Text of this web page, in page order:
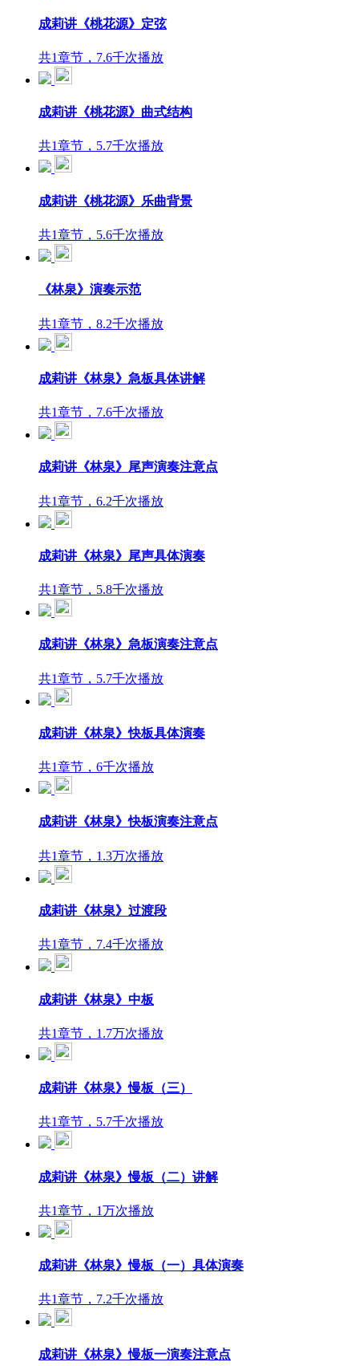
成莉讲《桃花源》定弦
共1章节，7.6千次播放
成莉讲《桃花源》曲式结构
共1章节，5.7千次播放
成莉讲《桃花源》乐曲背景
共1章节，5.6千次播放
《林泉》演奏示范
共1章节，8.2千次播放
成莉讲《林泉》急板具体讲解
共1章节，7.6千次播放
成莉讲《林泉》尾声演奏注意点
共1章节，6.2千次播放
成莉讲《林泉》尾声具体演奏
共1章节，5.8千次播放
成莉讲《林泉》急板演奏注意点
共1章节，5.7千次播放
成莉讲《林泉》快板具体演奏
共1章节，6千次播放
成莉讲《林泉》快板演奏注意点
共1章节，1.3万次播放
成莉讲《林泉》过渡段
共1章节，7.4千次播放
成莉讲《林泉》中板
共1章节，1.7万次播放
成莉讲《林泉》慢板（三）
共1章节，5.7千次播放
成莉讲《林泉》慢板（二）讲解
共1章节，1万次播放
成莉讲《林泉》慢板（一）具体演奏
共1章节，7.2千次播放
成莉讲《林泉》慢板一演奏注意点